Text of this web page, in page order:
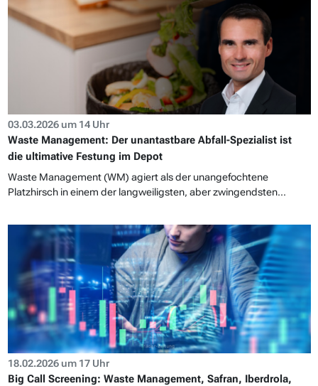
03.03.2026 um 14 Uhr
Waste Management: Der unantastbare Abfall-Spezialist ist
die ultimative Festung im Depot
Waste Management (WM) agiert als der unangefochtene
Platzhirsch in einem der langweiligsten, aber zwingendsten...
18.02.2026 um 17 Uhr
Big Call Screening: Waste Management, Safran, Iberdrola,